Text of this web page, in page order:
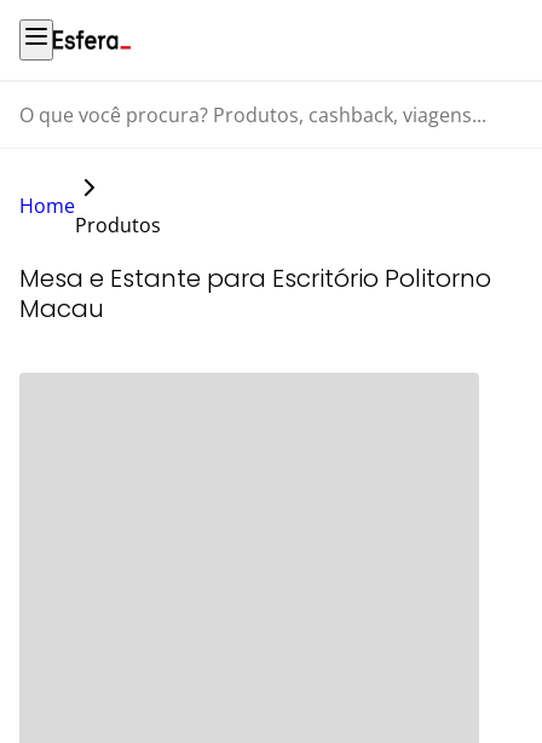
O que você procura? Produtos, cashback, viagens...
Home
Produtos
Mesa e Estante para Escritório Politorno
Macau